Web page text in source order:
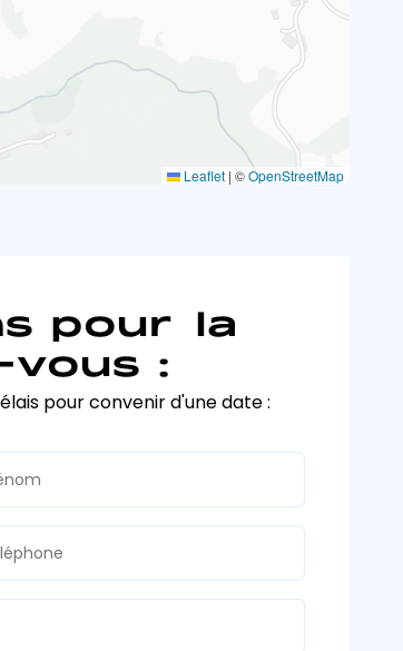
Leaflet | ©OpenStreetMap
pour la
:
pour convenir d'une date :